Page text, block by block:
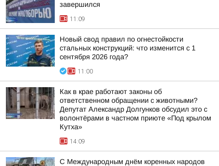
завершился
11:09
Новый свод правил по огнестойкости
стальных конструкций: что изменится с 1
сентября 2026 года?
11:00
Как в крае работают законы об
ответственном обращении с животными?
Депутат Александр Долгунков обсудил это с
волонтёрами в частном приюте «Под крылом
Кутха»
14:09
С Международным днём коренных народов